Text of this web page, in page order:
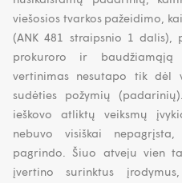
viešosios tvarkos pažeidimo,
(ANK 481 straipsnio 1 dalis),
prokuroro ir baudžiamąją
vertinimas nesutapo tik dėl
sudėties požymių
ieškovo atliktų veiksmų
nebuvo visiškai
pagrindo. Šiuo atveju vien
įvertino surinktus